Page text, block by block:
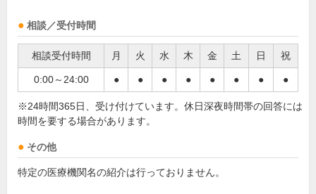
相談／受付時間
相談受付時間 月 火 水 木 金 土 日 祝
0:00～24:00 ● ● ● ● ● ● ● ●
※24時間365日、受け付けています。休日深夜時間帯の回答には
時間を要する場合があります。
その他
特定の医療機関名の紹介は行っておりません。